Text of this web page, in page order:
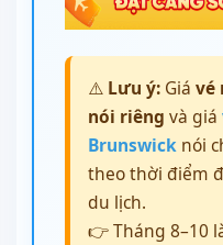
⚠️ Lưu ý:Giá vé
nói riêng và giá
Brunswick nói
theo thời điểm
du lịch.
👉 Tháng 8–10